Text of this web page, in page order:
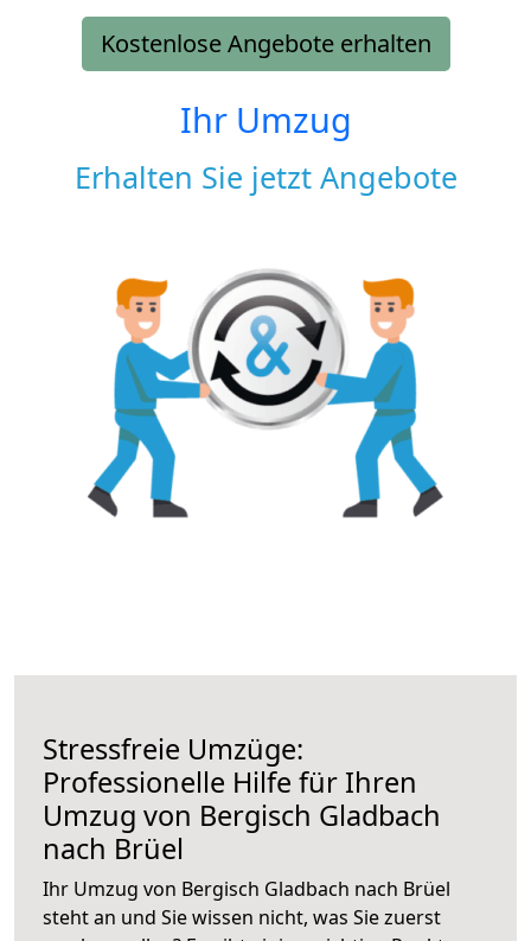
Kostenlose Angebote erhalten
Ihr Umzug
Erhalten Sie jetzt Angebote
Stressfreie Umzüge:
Professionelle Hilfe für Ihren
Umzug von Bergisch Gladbach
nach Brüel
Ihr Umzug von Bergisch Gladbach nach Brüel
steht an und Sie wissen nicht, was Sie zuerst